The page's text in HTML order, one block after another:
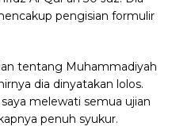
pengisian formulir
tentang Muhammadiyah
dia dinyatakan lolos.
melewati semua ujian
penuh syukur.